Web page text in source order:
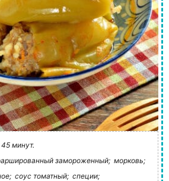
минут.
замороженный; морковь;
соус томатный; специи;